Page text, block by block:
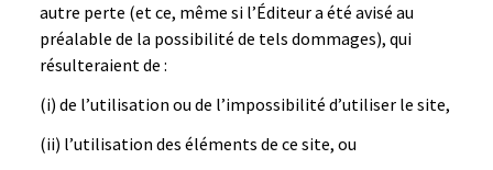
autre perte (et ce, même si l’Éditeur a été avisé au
préalable de la possibilité de tels dommages), qui
résulteraient de :
(i) de l’utilisation ou de l’impossibilité d’utiliser le site,
(ii) l’utilisation des éléments de ce site, ou